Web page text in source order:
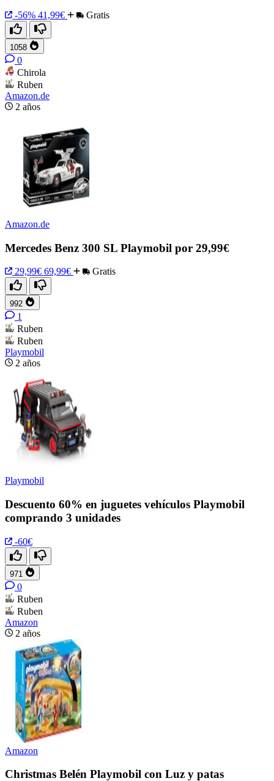
-56% 41,99€ Gratis
1058
0
Chirola
Ruben
Amazon.de
2 años
Amazon.de
Mercedes Benz 300 SL Playmobil por 29,99€
29,99€ 69,99€ Gratis
992
1
Ruben
Ruben
Playmobil
2 años
Playmobil
Descuento 60% en juguetes vehículos Playmobil
comprando 3 unidades
-60€
971
0
Ruben
Ruben
Amazon
2 años
Amazon
Christmas Belén Playmobil con Luz y patas